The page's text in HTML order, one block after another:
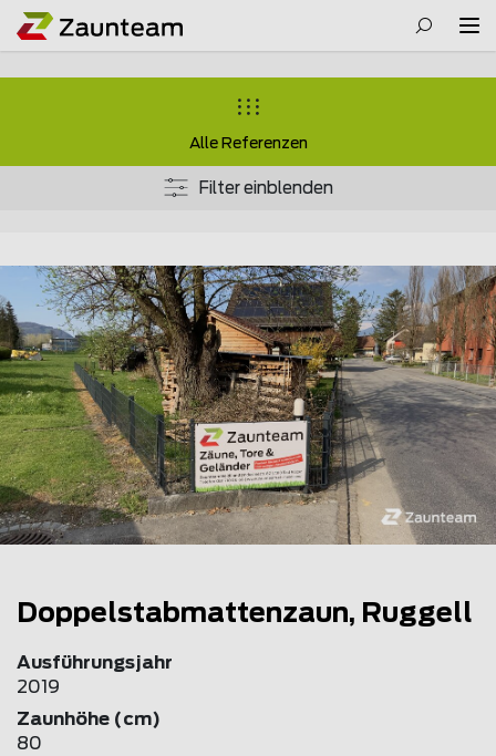
Alle Referenzen
Filter einblenden
Doppelstabmattenzaun, Ruggell
Ausführungsjahr
2019
Zaunhöhe (cm)
80